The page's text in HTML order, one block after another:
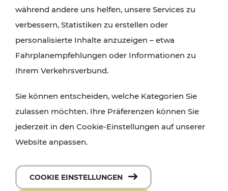
während andere uns helfen, unsere Services zu
verbessern, Statistiken zu erstellen oder
personalisierte Inhalte anzuzeigen – etwa
Fahrplanempfehlungen oder Informationen zu
Ihrem Verkehrsverbund.
Sie können entscheiden, welche Kategorien Sie
zulassen möchten. Ihre Präferenzen können Sie
jederzeit in den Cookie-Einstellungen auf unserer
Website anpassen.
COOKIE EINSTELLUNGEN